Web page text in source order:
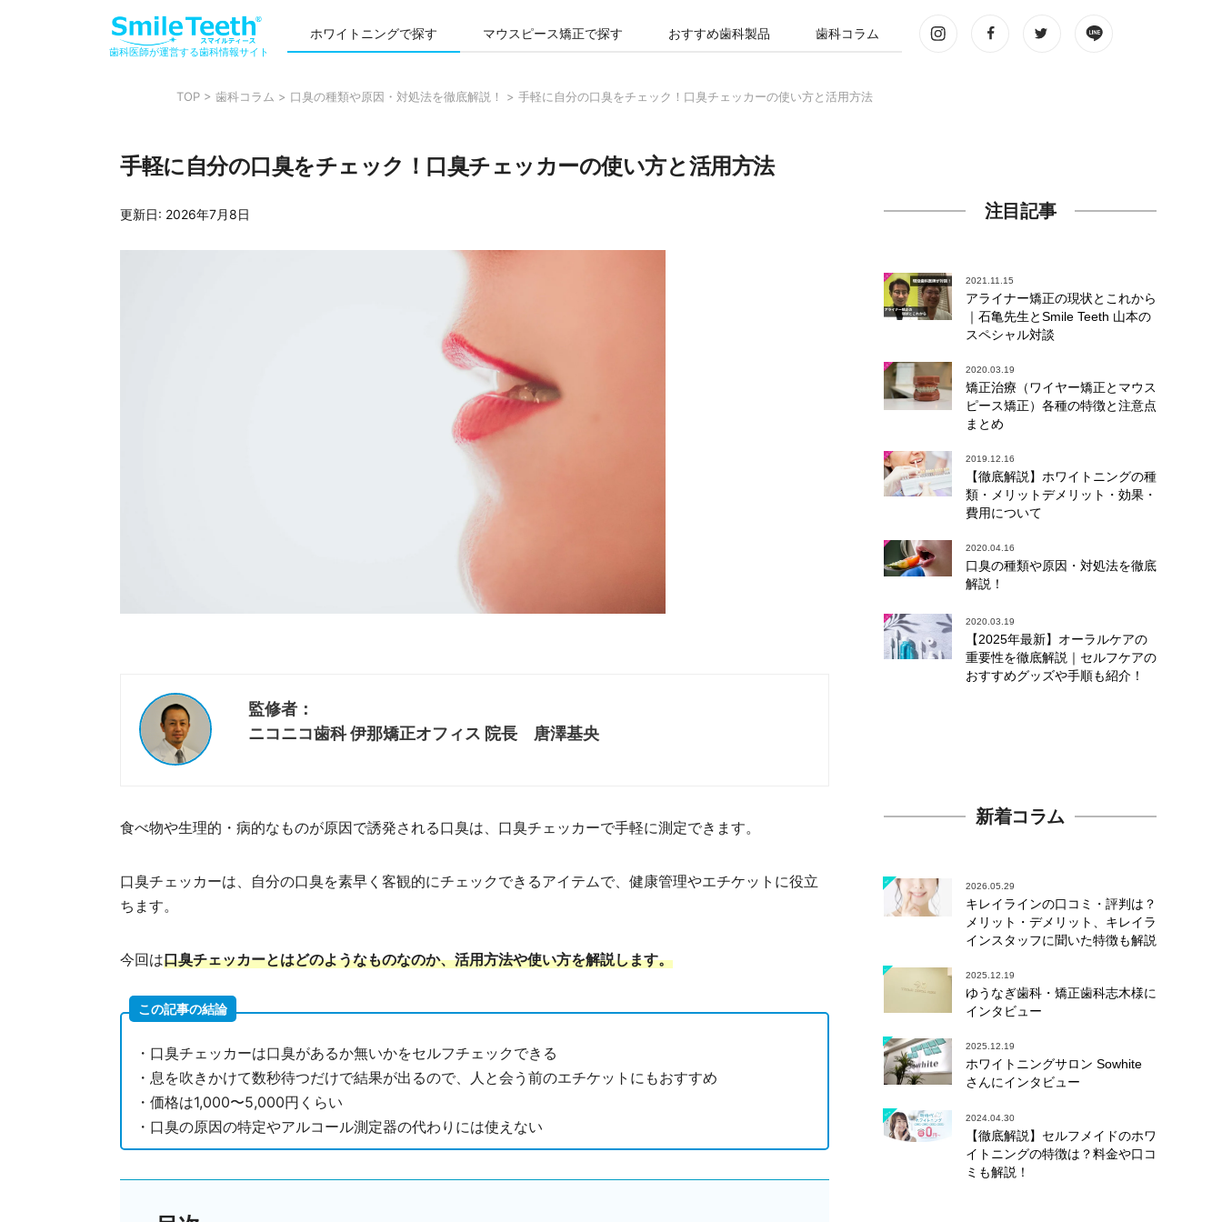
歯科医師が運営する歯科情報サイト
ホワイトニングで探す マウスピース矯正で探す おすすめ歯科製品 歯科コラム
TOP >歯科コラム > 口臭の種類や原因・対処法を徹底解説！ >手軽に自分の口臭をチェック！口臭チェッカーの使い方と活用方法
手軽に自分の口臭をチェック！口臭チェッカーの使い方と活用方法
更新日: 2026年7月8日
監修者：
ニコニコ歯科 伊那矯正オフィス 院長 唐澤基央
食べ物や生理的・病的なものが原因で誘発される口臭は、口臭チェッカーで手軽に測定できます。
口臭チェッカーは、自分の口臭を素早く客観的にチェックできるアイテムで、健康管理やエチケットに役立
ちます。
今回は口臭チェッカーとはどのようなものなのか、活用方法や使い方を解説します。
この記事の結論
・口臭チェッカーは口臭があるか無いかをセルフチェックできる
・息を吹きかけて数秒待つだけで結果が出るので、人と会う前のエチケットにもおすすめ
・価格は1,000〜5,000円くらい
・口臭の原因の特定やアルコール測定器の代わりには使えない
注目記事
2021.11.15
アライナー矯正の現状とこれから
｜石亀先生とSmile Teeth 山本の
スペシャル対談
2020.03.19
矯正治療（ワイヤー矯正とマウス
ピース矯正）各種の特徴と注意点
まとめ
2019.12.16
【徹底解説】ホワイトニングの種
類・メリットデメリット・効果・
費用について
2020.04.16
口臭の種類や原因・対処法を徹底
解説！
2020.03.19
【2025年最新】オーラルケアの
重要性を徹底解説｜セルフケアの
おすすめグッズや手順も紹介！
新着コラム
2026.05.29
キレイラインの口コミ・評判は？
メリット・デメリット、キレイラ
インスタッフに聞いた特徴も解説
2025.12.19
ゆうなぎ歯科・矯正歯科志木様に
インタビュー
2025.12.19
ホワイトニングサロン Sowhite
さんにインタビュー
2024.04.30
【徹底解説】セルフメイドのホワ
イトニングの特徴は？料金や口コ
ミも解説！